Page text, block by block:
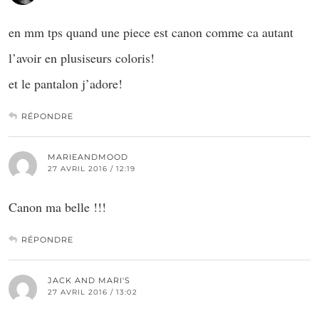
en mm tps quand une piece est canon comme ca autant
l’avoir en plusiseurs coloris!
et le pantalon j’adore!
RÉPONDRE
MARIEANDMOOD
27 AVRIL 2016 / 12:19
Canon ma belle !!!
RÉPONDRE
JACK AND MARI'S
27 AVRIL 2016 / 13:02